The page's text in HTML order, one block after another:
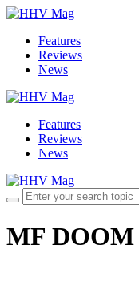
Features
Reviews
News
Features
Reviews
News
MF DOOM